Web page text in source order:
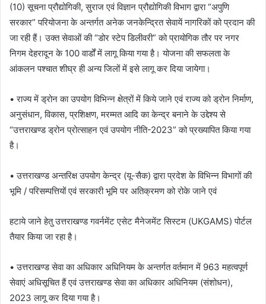
(10) सूचना प्रौद्योगिकी, सुराज एवं विज्ञान प्रौद्योगिकी विभाग द्वारा “अपुणि
सरकार” परियोजना के अन्तर्गत अनेक जनकेन्द्रित सेवायें नागरिकों को प्रदान की
जा रही हैं। उक्त सेवाओं की “डोर स्टेप डिलीवरी” को प्रायोगिक तौर पर नगर
निगम देहरादून के 100 वार्डों में लागू किया गया है। योजना की सफलता के
आंकलन पश्चात शीघ्र ही अन्य जिलों में इसे लागू कर दिया जायेगा।
• राज्य में ड्रोन का उपयोग विभिन्न क्षेत्रों में किये जाने एवं राज्य को ड्रोन निर्माण,
अनुसंधान, विकास, प्रशिक्षण, मरम्मत आदि का केन्द्र बनाने के उद्देश्य से
“उत्तराखण्ड ड्रोन प्रोत्साहन एवं उपयोग नीति-2023” को प्रख्यापित किया गया
है।
• उत्तराखण्ड अन्तरिक्ष उपयोग केन्द्र (यू-सैक) द्वारा प्रदेश के विभिन्न विभागों की
भूमि / परिसम्पत्तियों एवं सरकारी भूमि पर अतिक्रमण को रोके जाने एवं
हटाये जाने हेतु उत्तराखण्ड गवर्नमेंट एसेट मैनेजमेंट सिस्टम (UKGAMS) पोर्टल
तैयार किया जा रहा है।
• उत्तराखण्ड सेवा का अधिकार अधिनियम के अन्तर्गत वर्तमान में 963 महत्वपूर्ण
सेवाएं अधिसूचित हैं एवं उत्तराखण्ड सेवा का अधिकार अधिनियम (संशोधन),
2023 लागू कर दिया गया है।